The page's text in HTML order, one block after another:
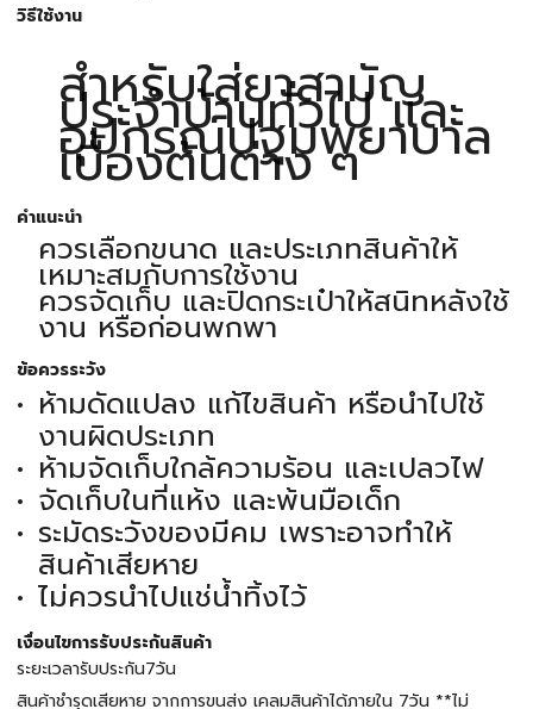
วิธีใช้งาน
สำหรับใส่ยาสามัญ
ประจำบ้านทั่วไป และ
อุปกรณ์ปฐมพยาบาล
เบื้องต้นต่าง ๆ
คำแนะนำ
ควรเลือกขนาด และประเภทสินค้าให้
เหมาะสมกับการใช้งาน
ควรจัดเก็บ และปิดกระเป๋าให้สนิทหลังใช้
งาน หรือก่อนพกพา
ข้อควรระวัง
ห้ามดัดแปลง แก้ไขสินค้า หรือนำไปใช้
งานผิดประเภท
ห้ามจัดเก็บใกล้ความร้อน และเปลวไฟ
จัดเก็บในที่แห้ง และพ้นมือเด็ก
ระมัดระวังของมีคม เพราะอาจทำให้
สินค้าเสียหาย
ไม่ควรนำไปแช่น้ำทิ้งไว้
เงื่อนไขการรับประกันสินค้า
ระยะเวลารับประกัน7วัน
สินค้าชำรุดเสียหาย จากการขนส่ง เคลมสินค้าได้ภายใน 7วัน **ไม่